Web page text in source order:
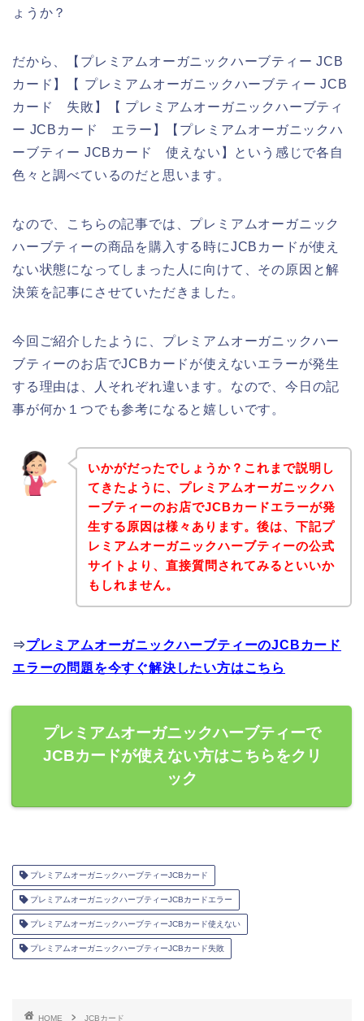
ょうか？
だから、【プレミアムオーガニックハーブティー JCB
カード】【 プレミアムオーガニックハーブティー JCB
カード 失敗】【 プレミアムオーガニックハーブティ
ー JCBカード エラー】【プレミアムオーガニックハ
ーブティー JCBカード 使えない】という感じで各自
色々と調べているのだと思います。
なので、こちらの記事では、プレミアムオーガニック
ハーブティーの商品を購入する時にJCBカードが使え
ない状態になってしまった人に向けて、その原因と解
決策を記事にさせていただきました。
今回ご紹介したように、プレミアムオーガニックハー
ブティーのお店でJCBカードが使えないエラーが発生
する理由は、人それぞれ違います。なので、今日の記
事が何か１つでも参考になると嬉しいです。
いかがだったでしょうか？これまで説明し
てきたように、プレミアムオーガニックハ
ーブティーのお店でJCBカードエラーが発
生する原因は様々あります。後は、下記プ
レミアムオーガニックハーブティーの公式
サイトより、直接質問されてみるといいか
もしれません。
⇒プレミアムオーガニックハーブティーのJCBカード
エラーの問題を今すぐ解決したい方はこちら
プレミアムオーガニックハーブティーで
JCBカードが使えない方はこちらをクリ
ック
プレミアムオーガニックハーブティーJCBカード
プレミアムオーガニックハーブティーJCBカードエラー
プレミアムオーガニックハーブティーJCBカード使えない
プレミアムオーガニックハーブティーJCBカード失敗
HOME JCBカード